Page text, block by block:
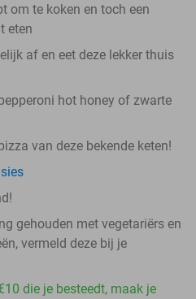
om te koken en toch een
eten
af en eet deze lekker thuis
hot honey of zwarte
van deze bekende keten!
gehouden met vegetariërs en
vermeld deze bij je
die je besteedt, maak je